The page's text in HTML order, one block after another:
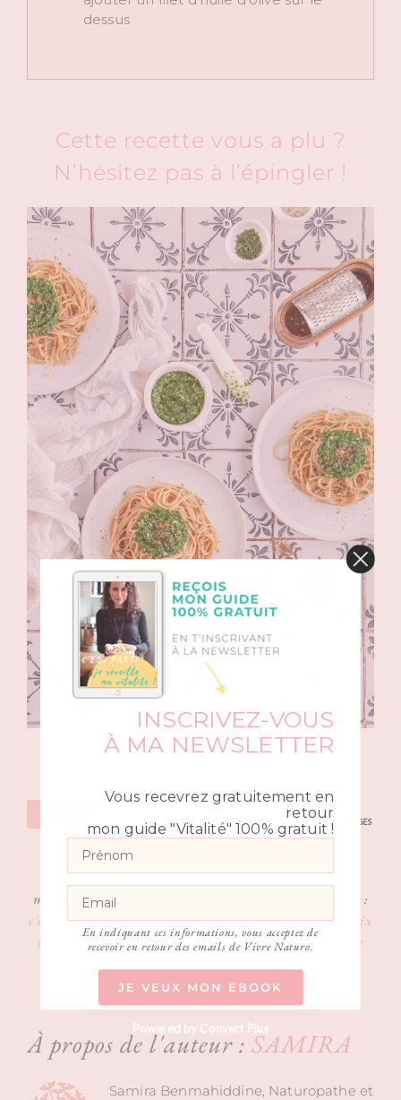
dessus
Cette recette vous a plu ?
N’hésitez pas à l’épingler !
Partagez PARTAGES
mercredi 1 juin 2022
Mots-clés :
c'est bio,healthy,healthy et gourmand,huile d'olive
noix
de cajou,pesto basilic,recette estivale,recette été
recette
À propos de l'auteur :SAMIRA
Samira Benmahiddine, Naturopathe et
INSCRIVEZ-VOUS
À MA NEWSLETTER
Vous recevrez gratuitement en
retour
mon guide "Vitalité" 100% gratuit !
En indiquant ces informations, vous acceptez de
recevoir en retour des emails de Vivre Naturo.
JE VEUX MON EBOOK
Powered by Convert Plus